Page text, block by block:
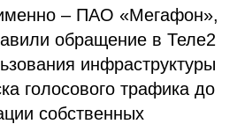
– ПАО «Мегафон»,
обращение в Теле2
инфраструктуры
голосового трафика до
собственных